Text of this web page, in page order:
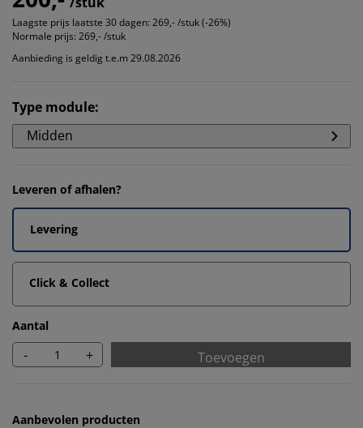
Laagste prijs laatste 30 dagen: 269,- /stuk (-26%)
Normale prijs: 269,- /stuk
Aanbieding is geldig t.e.m 29.08.2026
Type module:
Midden
Leveren of afhalen?
Levering
Click & Collect
Aantal
- + Toevoegen
Aanbevolen producten